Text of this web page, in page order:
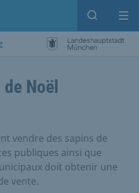
Open
Noël
vendre des sapins de
publiques ainsi que
doit obtenir une
vente.